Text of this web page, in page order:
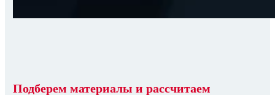
Подберем материалы и рассчитаем